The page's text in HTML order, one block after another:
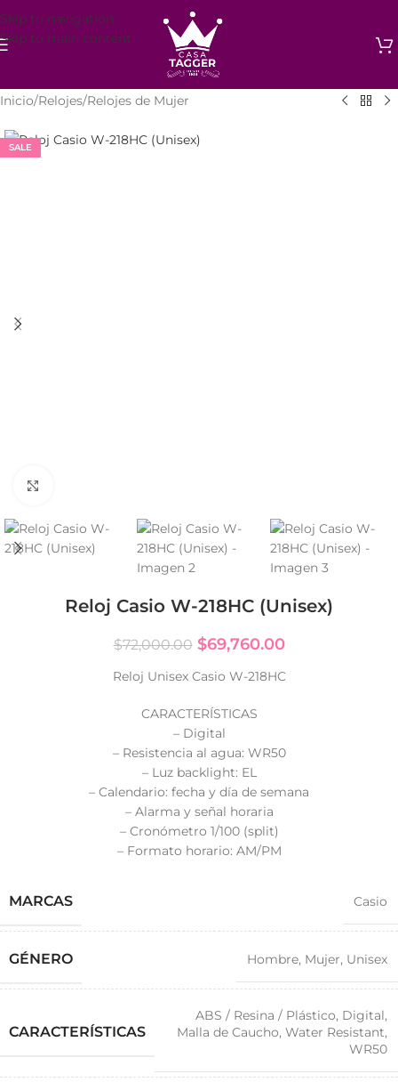
Skip to navigation
Skip to main content
Inicio/Relojes/Relojes de Mujer
SALE
Reloj Casio W-218HC (Unisex)
$72,000.00 $69,760.00
Reloj Unisex Casio W-218HC
CARACTERÍSTICAS
– Digital
– Resistencia al agua: WR50
– Luz backlight: EL
– Calendario: fecha y día de semana
– Alarma y señal horaria
– Cronómetro 1/100 (split)
– Formato horario: AM/PM
MARCAS Casio
GÉNERO Hombre, Mujer, Unisex
CARACTERÍSTICAS
ABS / Resina / Plástico, Digital,
Malla de Caucho, Water Resistant,
WR50